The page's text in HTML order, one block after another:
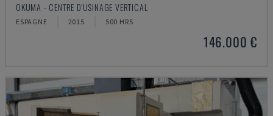
OKUMA - CENTRE D'USINAGE VERTICAL
ESPAGNE 2015 500 HRS
146.000 €